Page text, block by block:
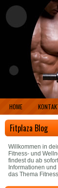
HOME
Fitplaza Blog
Willkommen in
Fitness- und
findest du ab
Informationen
das Thema